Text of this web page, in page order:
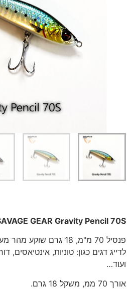
GEAR Gravity Pencil 70S
פנסיל 70 מ"מ, 18 גרם
לדייג דגים כגון: טוניות, אינטיאסים,
ועוד…
אורך 70 ממ, משקל 18 גרם.